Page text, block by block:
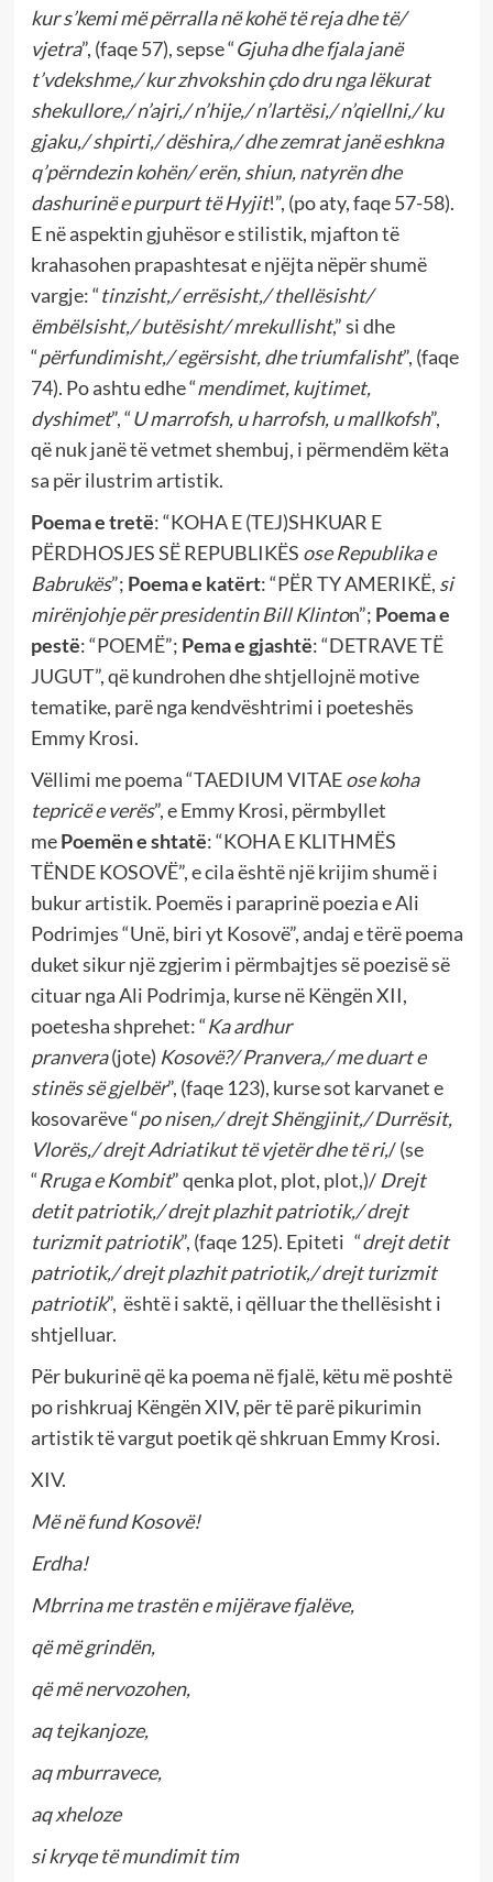
kur s’kemi më përralla në kohë të reja dhe të/
vjetra”, (faqe 57), sepse “Gjuha dhe fjala janë
t’vdekshme,/ kur zhvokshin çdo dru nga lëkurat
shekullore,/ n’ajri,/ n’hije,/ n’lartësi,/ n’qiellni,/ ku
gjaku,/ shpirti,/ dëshira,/ dhe zemrat janë eshkna
q’përndezin kohën/ erën, shiun, natyrën dhe
dashurinë e purpurt të Hyjit!”, (po aty, faqe 57-58).
E në aspektin gjuhësor e stilistik, mjafton të
krahasohen prapashtesat e njëjta nëpër shumë
vargje: “tinzisht,/ errësisht,/ thellësisht/
ëmbëlsisht,/ butësisht/ mrekullisht,” si dhe
“përfundimisht,/ egërsisht, dhe triumfalisht”, (faqe
74). Po ashtu edhe “mendimet, kujtimet,
dyshimet”, “U marrofsh, u harrofsh, u mallkofsh”,
që nuk janë të vetmet shembuj, i përmendëm këta
sa për ilustrim artistik.
Poema e tretë: “KOHA E (TEJ)SHKUAR E
PËRDHOSJES SË REPUBLIKËS ose Republika e
Babrukës”; Poema e katërt: “PËR TY AMERIKË, si
mirënjohje për presidentin Bill Klinton”; Poema e
pestë: “POEMË”; Pema e gjashtë: “DETRAVE TË
JUGUT”, që kundrohen dhe shtjellojnë motive
tematike, parë nga kendvështrimi i poeteshës
Emmy Krosi.
Vëllimi me poema “TAEDIUM VITAEose koha
tepricë e verës”, e Emmy Krosi, përmbyllet
mePoemën e shtatë: “KOHA E KLITHMËS
TËNDE KOSOVË”, e cila është një krijim shumë i
bukur artistik. Poemës i paraprinë poezia e Ali
Podrimjes “Unë, biri yt Kosovë”, andaj e tërë poema
duket sikur një zgjerim i përmbajtjes së poezisë së
cituar nga Ali Podrimja, kurse në Këngën XII,
poetesha shprehet: “Ka ardhur
pranvera(jote) Kosovë?/ Pranvera,/ me duart e
stinës së gjelbër”, (faqe 123), kurse sot karvanet e
kosovarëve “po nisen,/ drejt Shëngjinit,/ Durrësit,
Vlorës,/ drejt Adriatikut të vjetër dhe të ri,/ (se
“Rruga e Kombit” qenka plot, plot, plot,)/ Drejt
detit patriotik,/ drejt plazhit patriotik,/ drejt
turizmit patriotik”, (faqe 125). Epiteti “drejt detit
patriotik,/ drejt plazhit patriotik,/ drejt turizmit
patriotik”, është i saktë, i qëlluar the thellësisht i
shtjelluar.
Për bukurinë që ka poema në fjalë, këtu më poshtë
po rishkruaj Këngën XIV, për të parë pikurimin
artistik të vargut poetik që shkruan Emmy Krosi.
XIV.
Më në fund Kosovë!
Erdha!
Mbrrina me trastën e mijërave fjalëve,
që më grindën,
që më nervozohen,
aq tejkanjoze,
aq mburravece,
aq xheloze
si kryqe të mundimit tim